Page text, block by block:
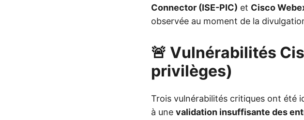
Connector (ISE-PIC) et Cisco
observée au moment de la
🚨 Vulnérabilités
privilèges)
Trois vulnérabilités critiques ont été
à une validation insuffisante des